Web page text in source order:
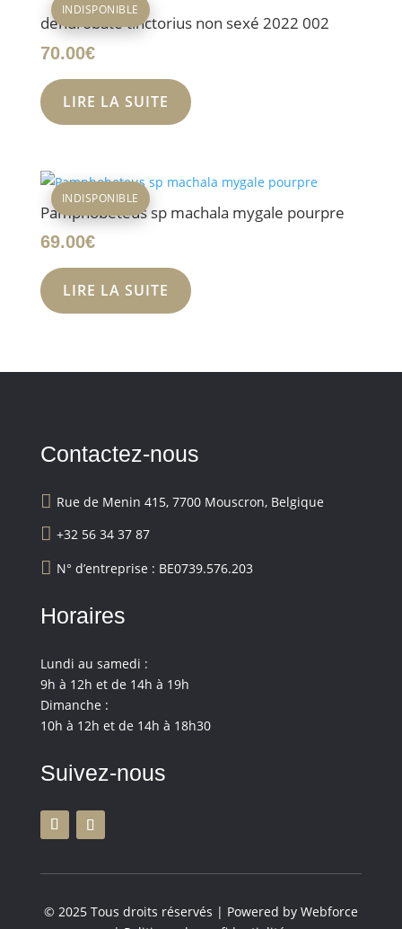
dendrobate tinctorius non sexé 2022 002
70.00€
INDISPONIBLE
LIRE LA SUITE
Pamphobeteus sp machala mygale pourpre
69.00€
INDISPONIBLE
LIRE LA SUITE
Contactez-nous
 Rue de Menin 415, 7700 Mouscron, Belgique
 +32 56 34 37 87
 N° d’entreprise : BE0739.576.203
Horaires
Lundi au samedi :
9h à 12h et de 14h à 19h
Dimanche :
10h à 12h et de 14h à 18h30
Suivez-nous
© 2025 Tous droits réservés | Powered by Webforce